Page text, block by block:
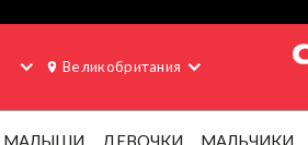
Великобритания
МАЛЫШИ ДЕВОЧКИ МАЛЬЧИКИ